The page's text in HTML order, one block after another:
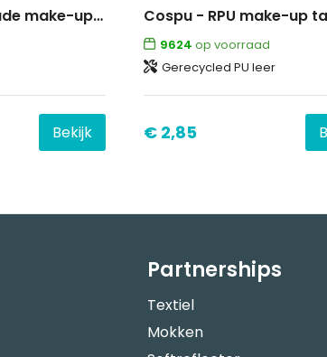
Ferbyss - Fairtrade make-up tas
Bekijk
Cospu - RPU make-up
9624 op voorraad
Gerecycled PU leer
€ 2,85
Partnerships
Textiel
Mokken